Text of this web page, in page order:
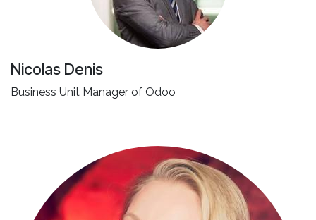
Nicolas Denis
Business Unit Manager of Odoo